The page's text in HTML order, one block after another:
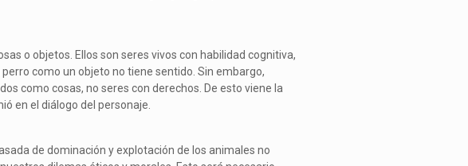
o objetos. Ellos son seres vivos con habilidad cognitiva,
como un objeto no tiene sentido. Sin embargo,
como cosas, no seres con derechos. De esto viene la
en el diálogo del personaje.
de dominación y explotación de los animales no